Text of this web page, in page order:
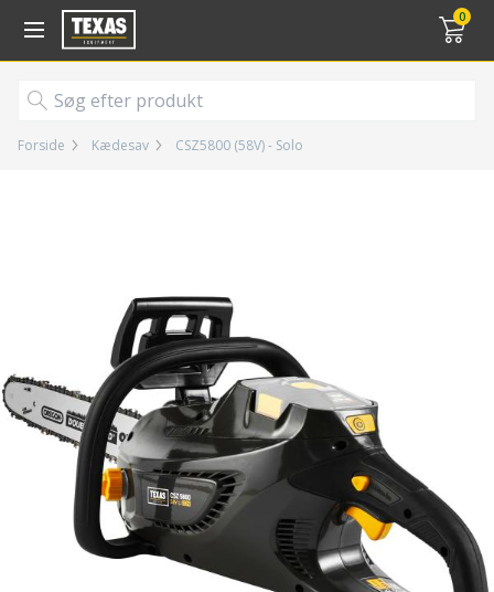
0
Gå til kurv (
Forside Kædesav CSZ5800 (58V) - Solo